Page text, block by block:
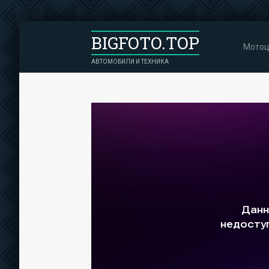
BIGFOTO.TOP
АВТОМОБИЛИ И ТЕХНИКА